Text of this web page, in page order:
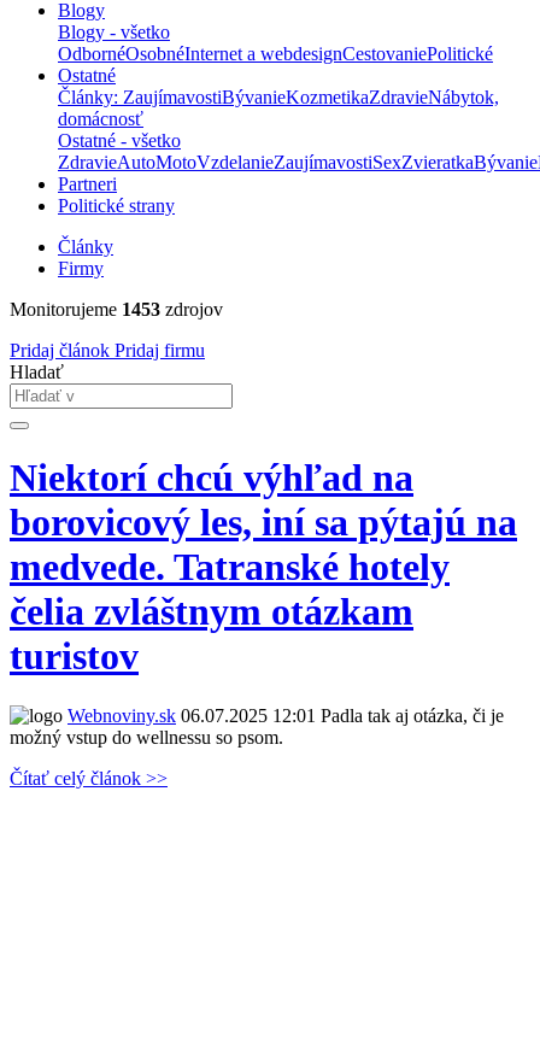
Blogy
Blogy - všetko
OdbornéOsobnéInternet a webdesignCestovaniePolitické
Ostatné
Články: ZaujímavostiBývanieKozmetikaZdravieNábytok,
domácnosť
Ostatné - všetko
ZdravieAutoMotoVzdelanieZaujímavostiSexZvieratkaBývanie
Partneri
Politické strany
Články
Firmy
Monitorujeme 1453 zdrojov
Pridaj článok Pridaj firmu
Hladať
Niektorí chcú výhľad na
borovicový les, iní sa pýtajú na
medvede. Tatranské hotely
čelia zvláštnym otázkam
turistov
Webnoviny.sk 06.07.2025 12:01 Padla tak aj otázka, či je
možný vstup do wellnessu so psom.
Čítať celý článok >>